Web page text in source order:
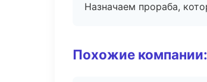
Назначаем прораба,
Похожие